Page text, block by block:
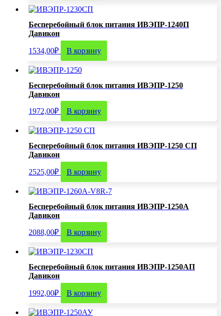
Бесперебойный блок питания ИВЭПР-1240П
Давикон
1534,00₽ В корзину
Бесперебойный блок питания ИВЭПР-1250
Давикон
1972,00₽ В корзину
Бесперебойный блок питания ИВЭПР-1250 СП
Давикон
2525,00₽ В корзину
Бесперебойный блок питания ИВЭПР-1250А
Давикон
2088,00₽ В корзину
Бесперебойный блок питания ИВЭПР-1250АП
Давикон
1992,00₽ В корзину